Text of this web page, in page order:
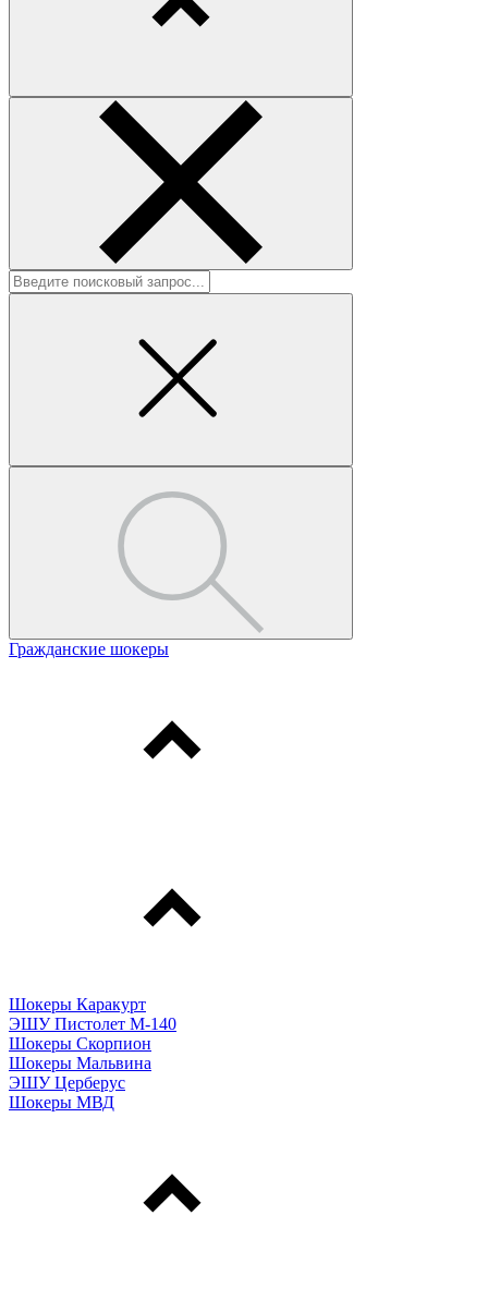
Гражданские шокеры
Шокеры Каракурт
ЭШУ Пистолет М-140
Шокеры Скорпион
Шокеры Мальвина
ЭШУ Церберус
Шокеры МВД